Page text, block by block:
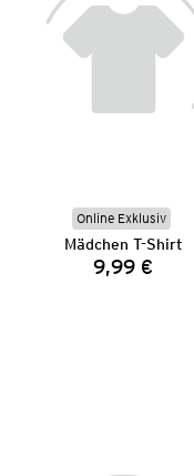
Online Exklusiv
Mädchen T-Shirt
Preis:
9,99 €